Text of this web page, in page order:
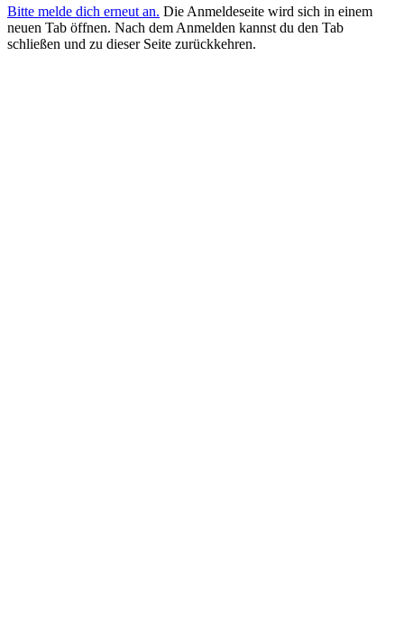
Bitte melde dich erneut an. Die Anmeldeseite wird sich in einem
neuen Tab öffnen. Nach dem Anmelden kannst du den Tab
schließen und zu dieser Seite zurückkehren.